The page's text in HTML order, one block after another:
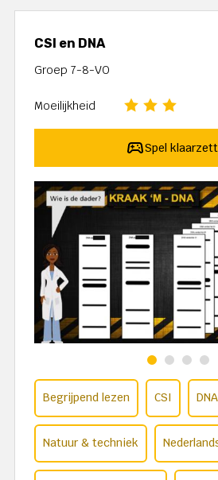
CSI en DNA
Groep 7-8-VO
Moeilijkheid
Spel
Begrijpend lezen CSI DNA
Natuur & techniek